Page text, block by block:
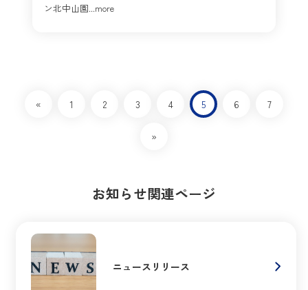
ン北中山園...more
« 1 2 3 4 5 6 7
»
お知らせ関連ページ
ニュースリリース